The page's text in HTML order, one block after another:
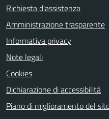
Richiesta d'assistenza
Amministrazione trasparente
Informativa privacy
Note legali
Cookies
Dichiarazione di accessibilità
Piano di miglioramento del